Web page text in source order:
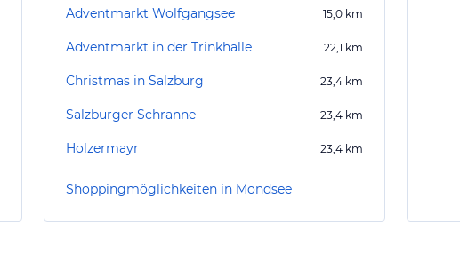
Adventmarkt Wolfgangsee 15,0 km
Adventmarkt in der Trinkhalle 22,1 km
Christmas in Salzburg 23,4 km
Salzburger Schranne 23,4 km
Holzermayr 23,4 km
Shoppingmöglichkeiten in Mondsee